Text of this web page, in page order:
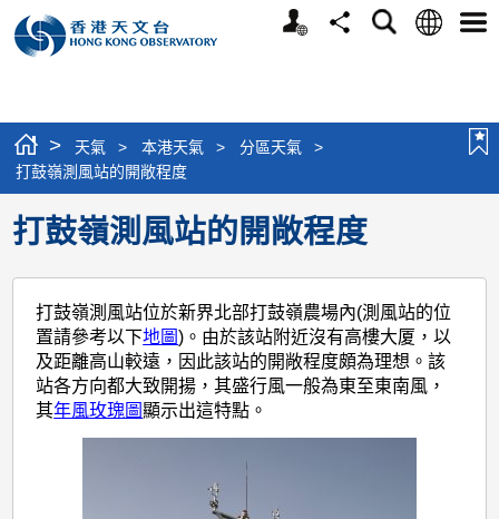
個
分
搜
語
選
> 天氣 > 本港天氣 > 分區天氣
>
打鼓嶺測風站的開敞程度
打鼓嶺測風站的開敞程度
打鼓嶺測風站位於新界北部打鼓嶺農場內(測風站的位
置請參考以下地圖)。由於該站附近沒有高樓大厦，以
及距離高山較遠，因此該站的開敞程度頗為理想。該
站各方向都大致開揚，其盛行風一般為東至東南風，
其年風玫瑰圖顯示出這特點。